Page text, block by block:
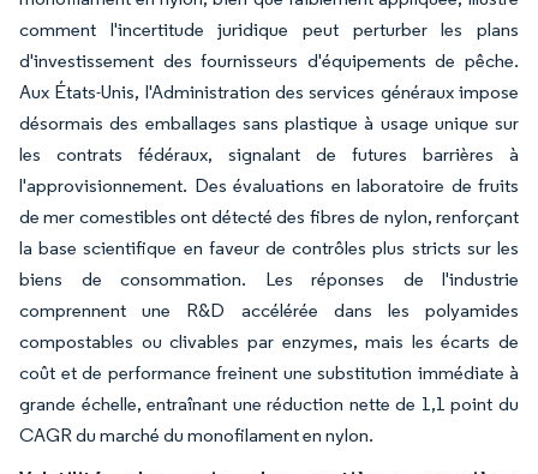
comment l'incertitude juridique peut perturber les plans
d'investissement des fournisseurs d'équipements de pêche.
Aux États-Unis, l'Administration des services généraux impose
désormais des emballages sans plastique à usage unique sur
les contrats fédéraux, signalant de futures barrières à
l'approvisionnement. Des évaluations en laboratoire de fruits
de mer comestibles ont détecté des fibres de nylon, renforçant
la base scientifique en faveur de contrôles plus stricts sur les
biens de consommation. Les réponses de l'industrie
comprennent une R&D accélérée dans les polyamides
compostables ou clivables par enzymes, mais les écarts de
coût et de performance freinent une substitution immédiate à
grande échelle, entraînant une réduction nette de 1,1 point du
CAGR du marché du monofilament en nylon.